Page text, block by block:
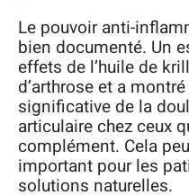
Le pouvoir anti-
bien documenté. Un
effets de l’huile de
d’arthrose et a
significative de la
articulaire chez ceux
complément. Cela
important pour les
solutions naturelles.